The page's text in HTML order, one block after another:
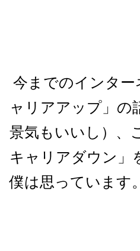
今までのインタ
ャリアアップ」の
景気もいいし）、
キャリアダウン」
僕は思っています。